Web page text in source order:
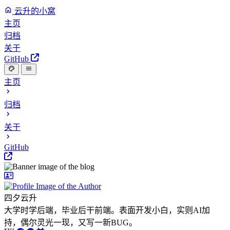
云升的小窝
主页
归档
关于
GitHub
主页
归档
关于
GitHub
四夕云升
大学时学后端，毕业后干前端。表面开发小白，实则AI加
持，偶尔灵光一现，又写一新BUG。